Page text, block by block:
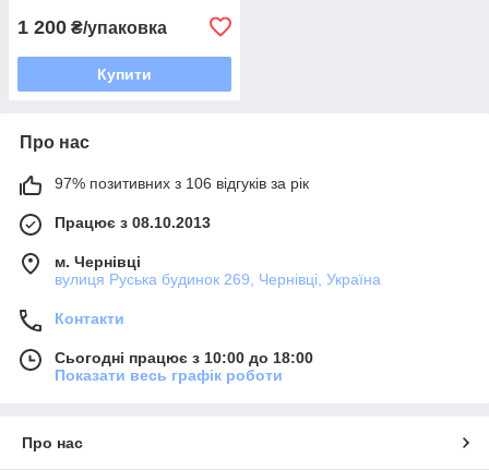
1 200 ₴/упаковка
Купити
Про нас
97% позитивних з 106 відгуків за рік
Працює з 08.10.2013
м. Чернівці
вулиця Руська будинок 269, Чернівці, Україна
Контакти
Сьогодні працює з 10:00 до 18:00
Показати весь графік роботи
Про нас